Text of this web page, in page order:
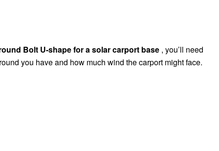
Bolt U-shape for a solar carport base , you’ll need
you have and how much wind the carport might face.